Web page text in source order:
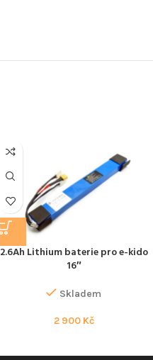
2.6Ah Lithium baterie pro e-kido
16″
Skladem
2 900 Kč